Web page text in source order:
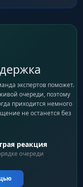
экспертов поможет.
очереди, поэтому
приходится немного
не останется без
реакция
очереди